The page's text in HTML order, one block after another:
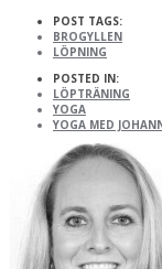
POST TAGS:
BROGYLLEN
LÖPNING
POSTED IN:
LÖPTRÄNING
YOGA
YOGA MED